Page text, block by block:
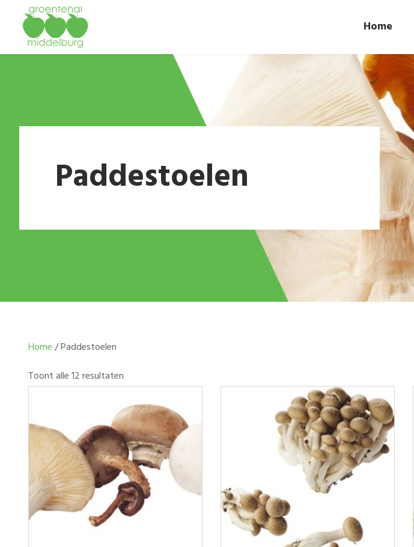
Home
Paddestoelen
Home/ Paddestoelen
Toont alle 12 resultaten